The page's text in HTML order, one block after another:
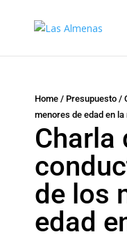
Home / Presupuesto /
menores de edad en la
Charla
de los
edad